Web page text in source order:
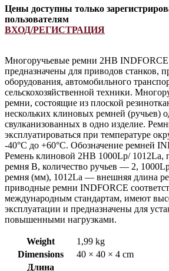
Цены доступны только
пользователям
ВХОД/РЕГИСТРАЦИЯ
Многоручьевые ремни 2HB INDFORCE
предназначены для приводов станков,
оборудования, автомобильного
сельскохозяйственной техники.
ремни, состоящие из плоской
нескольких клиновых ремней (ручьев)
свулканизованных в одно изделие.
эксплуатироваться при температуре
-40°С до +60°С. Обозначение ремней
Ремень клиновой 2HB 1000Lp/ 1012La,
ремня B, количество ручьев — 2,
ремня (мм), 1012La — внешняя длина
приводные ремни INDFORCE
международным стандартам, имеют
эксплуатации и предназначены для
повышенными нагрузками.
Weight
1,99 kg
Dimensions
40 × 40 × 4 cm
Длина